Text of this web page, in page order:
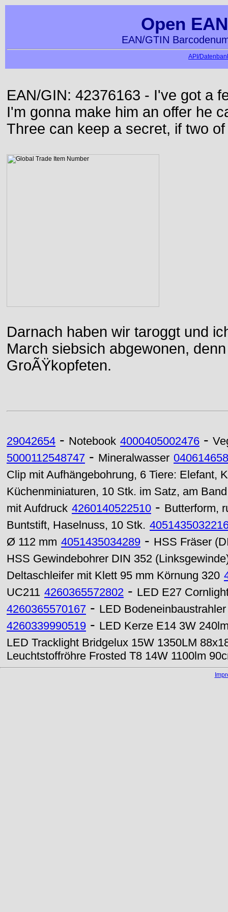
Open
EAN/GTIN
API/
EAN/GIN: 42376163 - I've got a
I'm gonna make him an offer he
Three can keep a secret, if two
Darnach haben wir taroggt und
March siebsich abgewonen,
GroÃŸkopfeten.
29042654 - Notebook 4000405002476 -
5000112548747 - Mineralwasser
Clip mit Aufhängebohrung, 6 Tiere: Elefant,
Küchenminiaturen, 10 Stk. im Satz, am Band
mit Aufdruck 4260140522510 - Butterform,
Buntstift, Haselnuss, 10 Stk.
Ø 112 mm 4051435034289 - HSS Fräser
HSS Gewindebohrer DIN 352
Deltaschleifer mit Klett 95 mm Körnung 320
UC211 4260365572802 - LED E27
4260365570167 - LED
4260339990519 - LED Kerze E14 3W
LED Tracklight Bridgelux 15W 1350LM
Leuchtstoffröhre Frosted T8 14W 1100lm